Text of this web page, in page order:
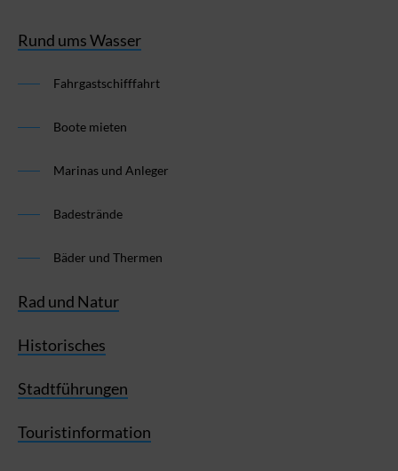
Rund ums Wasser
Fahrgastschifffahrt
Boote mieten
Marinas und Anleger
Badestrände
Bäder und Thermen
Rad und Natur
Historisches
Stadtführungen
Touristinformation